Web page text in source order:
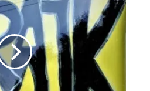
godzinie „W” zawyją syreny w
się drugi etap rozbudowy strefy